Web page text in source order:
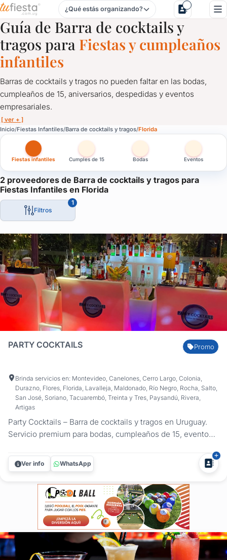
Barra de cocktails y tragos para Fiestas Infantiles en Florida
¿Qué estás organizando?
Guía de Barra de cocktails y
tragos para Fiestas y cumpleaños
infantiles
Barras de cocktails y tragos no pueden faltar en las bodas,
cumpleaños de 15, aniversarios, despedidas y eventos
empresariales.
[ ver + ]
Inicio Fiestas Infantiles Barra de cocktails y tragos Florida
Fiestas infantiles Cumples de 15 Bodas Eventos
2 proveedores de Barra de cocktails y tragos para
Fiestas Infantiles en Florida
Filtros
1
PARTY COCKTAILS Promo
Brinda servicios en: Montevideo, Canelones, Cerro Largo, Colonia,
Durazno, Flores, Florida, Lavalleja, Maldonado, Río Negro, Rocha, Salto,
San José, Soriano, Tacuarembó, Treinta y Tres, Paysandú, Rivera,
Artigas
Party Cocktails – Barra de cocktails y tragos en Uruguay.
Servicio premium para bodas, cumpleaños de 15, eventos
autor. ¿Buscás profesionalismo y sabor en tu próximo
evento? Party Cocktails es la solución integral en barras
móviles de...
Ver info WhatsApp
Barra de cocktails y tragos para Fiestas Infantiles en Florida
Barras de cocktails y tragos no pueden faltar en las bodas,
Una solución ideal para que tus invitados tengan libertad al
Solicitá cotización a proveedores de cocktails y tragos en tu
Ideal para casamientos, bodas, eventos empresariales y de fin